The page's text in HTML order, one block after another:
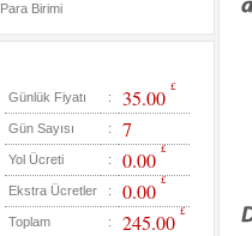
Para Birimi
Günlük Fiyatı : 35.00 £
Gün Sayısı : 7
Yol Ücreti : 0.00 £
Ekstra Ücretler : 0.00 £
Toplam : 245.00 £